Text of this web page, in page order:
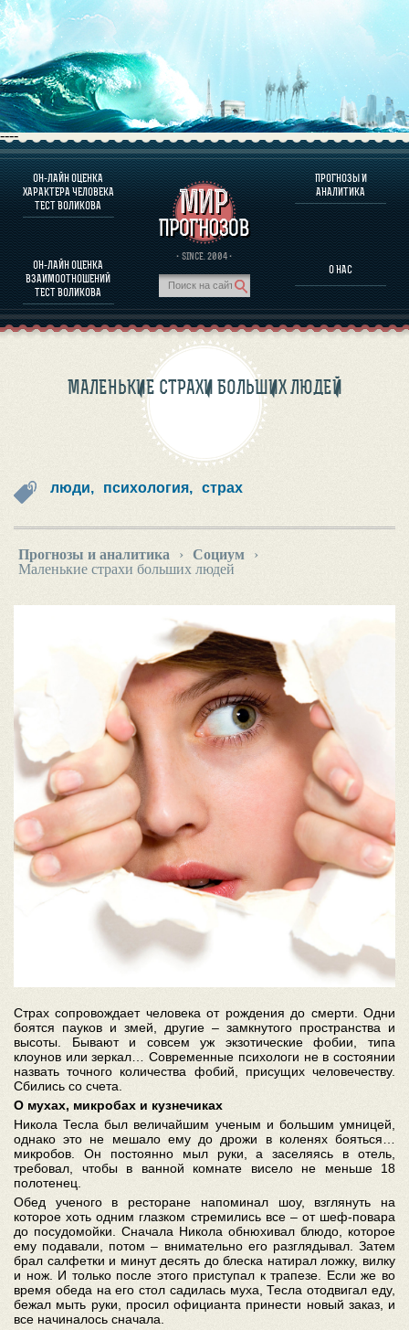
----
ОН-ЛАЙН ОЦЕНКА
ХАРАКТЕРА ЧЕЛОВЕКА
ТЕСТ ВОЛИКОВА
ОН-ЛАЙН ОЦЕНКА
ВЗАИМООТНОШЕНИЙ
ТЕСТ ВОЛИКОВА
· SINCE. 2004 ·
ПРОГНОЗЫ И
АНАЛИТИКА
О НАС
О ПРОГРАММЕ
ОЦЕНКА ХАРАКТЕРA ЧЕЛОВЕКА
ОЦЕНКА ХАРАКТЕРА ВЫДАЮЩИХСЯ ЛИЧНОСТЕЙ
О ПРОГРАММЕ
ПРОГНОЗЫ И АНАЛИТИКА
МАЛЕНЬКИЕ СТРАХИ БОЛЬШИХ ЛЮДЕЙ
люди, психология, страх
Прогнозы и аналитика › Социум
›
Маленькие страхи больших людей
Страх сопровождает человека от рождения до смерти. Одни
боятся пауков и змей, другие – замкнутого пространства и
высоты. Бывают и совсем уж экзотические фобии, типа
клоунов или зеркал… Современные психологи не в состоянии
назвать точного количества фобий, присущих человечеству.
Сбились со счета.
О мухах, микробах и кузнечиках
Никола Тесла был величайшим ученым и большим умницей,
однако это не мешало ему до дрожи в коленях бояться…
микробов. Он постоянно мыл руки, а заселяясь в отель,
требовал, чтобы в ванной комнате висело не меньше 18
полотенец.
Обед ученого в ресторане напоминал шоу, взглянуть на
которое хоть одним глазком стремились все – от шеф-повара
до посудомойки. Сначала Никола обнюхивал блюдо, которое
ему подавали, потом – внимательно его разглядывал. Затем
брал салфетки и минут десять до блеска натирал ложку, вилку
и нож. И только после этого приступал к трапезе. Если же во
время обеда на его стол садилась муха, Тесла отодвигал еду,
бежал мыть руки, просил официанта принести новый заказ, и
все начиналось сначала.